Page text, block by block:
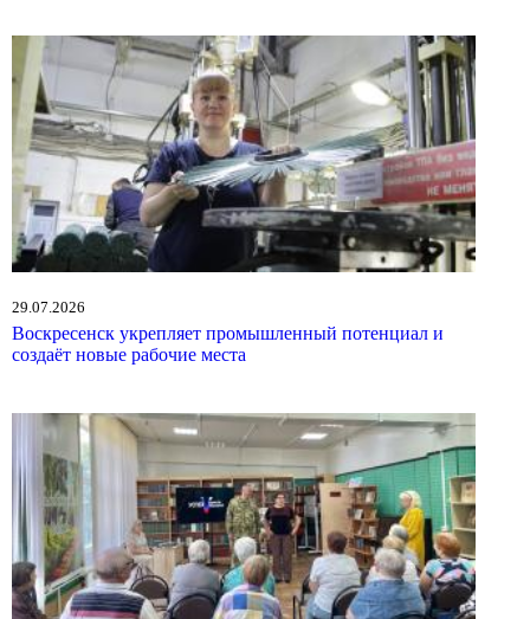
29.07.2026
Воскресенск укрепляет промышленный потенциал и
создаёт новые рабочие места